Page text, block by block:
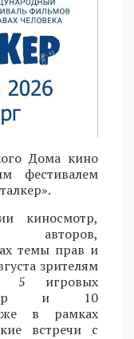
Дома кино
фестивалем
киносмотр,
авторов,
темы прав и
зрителям
5 игровых
и 10
в рамках
встречи с